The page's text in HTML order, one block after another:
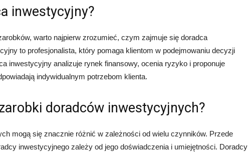
inwestycyjny?
warto najpierw zrozumieć, czym zajmuje się doradca
to profesjonalista, który pomaga klientom w podejmowaniu decyzji
inwestycyjny analizuje rynek finansowy, ocenia ryzyko i proponuje
indywidualnym potrzebom klienta.
doradców inwestycyjnych?
mogą się znacznie różnić w zależności od wielu czynników. Przede
inwestycyjnego zależy od jego doświadczenia i umiejętności. Doradcy